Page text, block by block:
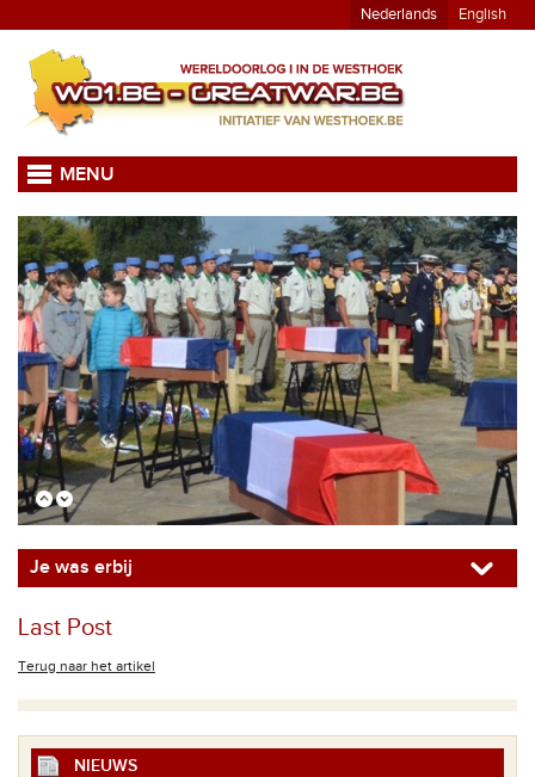
Nederlands English
MENU
Je was erbij
Last Post
Terug naar het artikel
NIEUWS